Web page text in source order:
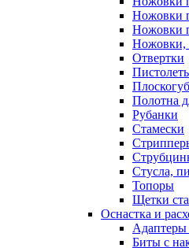
Ножовки
Ножовки
Ножовки,
Отвертки
Полотна
Рубанки
Стамески
Стусла,
Топоры
Щетки
Оснастка и
Адаптеры
Биты с